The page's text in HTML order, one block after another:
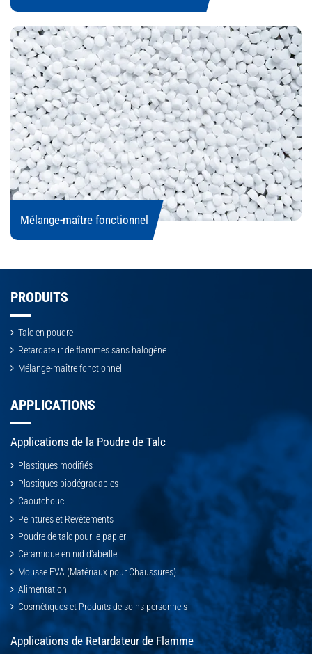
Mélange-maître fonctionnel
PRODUITS
Talc en poudre
Retardateur de flammes sans halogène
Mélange-maître fonctionnel
APPLICATIONS
Applications de la Poudre de Talc
Plastiques modifiés
Plastiques biodégradables
Caoutchouc
Peintures et Revêtements
Poudre de talc pour le papier
Céramique en nid d'abeille
Mousse EVA (Matériaux pour Chaussures)
Alimentation
Cosmétiques et Produits de soins personnels
Applications de Retardateur de Flamme